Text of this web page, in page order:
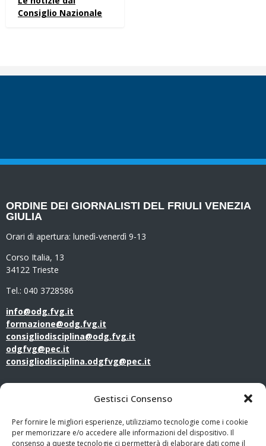
Gestisci Consenso
Per fornire le migliori esperienze, utilizziamo tecnologie come i cookie
per memorizzare e/o accedere alle informazioni del dispositivo. Il
consenso a queste tecnologie ci permetterà di elaborare dati come il
Consiglio Nazionale
ORDINE DEI GIORNALISTI DEL FRIULI VENEZIA
GIULIA
Orari di apertura: lunedì-venerdì 9-13
Corso Italia, 13
34122 Trieste
Tel.: 040 3728586
info@odg.fvg.it
formazione@odg.fvg.it
consigliodisciplina@odg.fvg.it
odgfvg@pec.it
consigliodisciplina.odgfvg@pec.it